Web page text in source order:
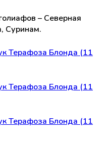
– Северная
Суринам.